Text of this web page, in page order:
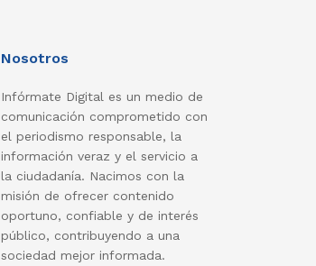
Nosotros
Infórmate Digital es un medio de
comunicación comprometido con
el periodismo responsable, la
información veraz y el servicio a
la ciudadanía. Nacimos con la
misión de ofrecer contenido
oportuno, confiable y de interés
público, contribuyendo a una
sociedad mejor informada.